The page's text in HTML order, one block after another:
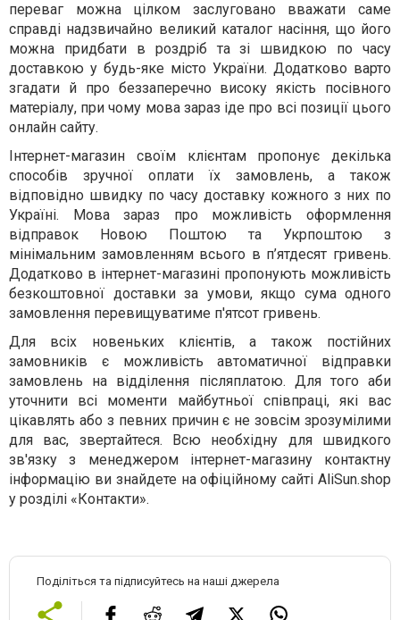
переваг можна цілком заслуговано вважати саме
справді надзвичайно великий каталог насіння, що його
можна придбати в роздріб та зі швидкою по часу
доставкою у будь-яке місто України. Додатково варто
згадати й про беззаперечно високу якість посівного
матеріалу, при чому мова зараз іде про всі позиції цього
онлайн сайту.
Інтернет-магазин своїм клієнтам пропонує декілька
способів зручної оплати їх замовлень, а також
відповідно швидку по часу доставку кожного з них по
Україні. Мова зараз про можливість оформлення
відправок Новою Поштою та Укрпоштою з
мінімальним замовленням всього в п’ятдесят гривень.
Додатково в інтернет-магазині пропонують можливість
безкоштовної доставки за умови, якщо сума одного
замовлення перевищуватиме п'ятсот гривень.
Для всіх новеньких клієнтів, а також постійних
замовників є можливість автоматичної відправки
замовлень на відділення післяплатою. Для того аби
уточнити всі моменти майбутньої співпраці, які вас
цікавлять або з певних причин є не зовсім зрозумілими
для вас, звертайтеся. Всю необхідну для швидкого
зв'язку з менеджером інтернет-магазину контактну
інформацію ви знайдете на офіційному сайті AliSun.shop
у розділі «Контакти».
Поділіться та підписуйтесь на наші джерела